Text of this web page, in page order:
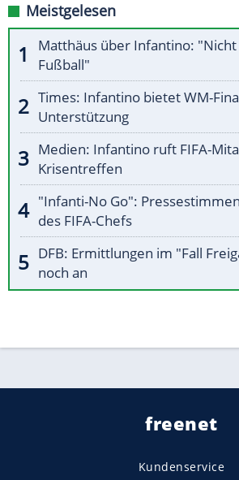
Meistgelesen
Matthäus über Infantino:
Fußball"
Times: Infantino bietet WM-
Unterstützung
Medien: Infantino ruft FIFA-
Krisentreffen
"Infanti-No Go":
des FIFA-Chefs
DFB: Ermittlungen im "Fall
noch an
freenet
Kundenservice